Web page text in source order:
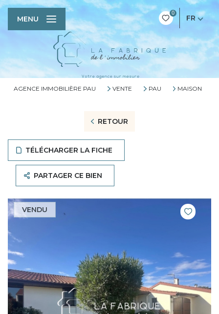
0
FR
MENU
AGENCE IMMOBILIÈRE PAU VENTE PAU MAISON
RETOUR
TÉLÉCHARGER LA FICHE
PARTAGER CE BIEN
VENDU